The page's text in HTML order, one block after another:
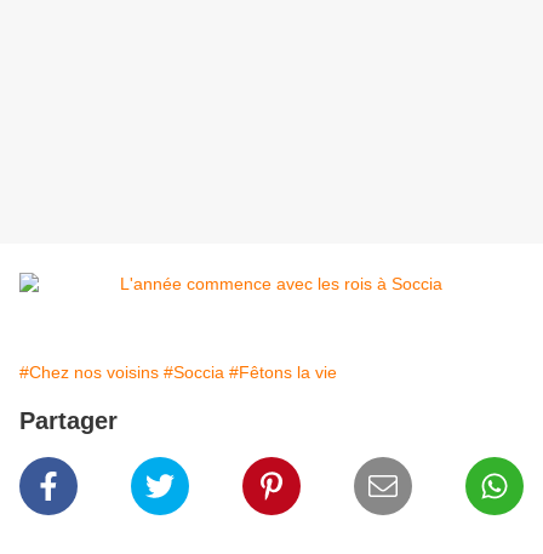
#Chez nos voisins #Soccia #Fêtons la vie
Partager